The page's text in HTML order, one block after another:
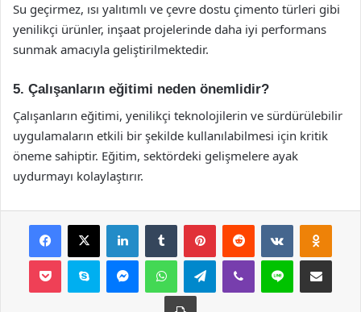
Su geçirmez, ısı yalıtımlı ve çevre dostu çimento türleri gibi
yenilikçi ürünler, inşaat projelerinde daha iyi performans
sunmak amacıyla geliştirilmektedir.
5. Çalışanların eğitimi neden önemlidir?
Çalışanların eğitimi, yenilikçi teknolojilerin ve sürdürülebilir
uygulamaların etkili bir şekilde kullanılabilmesi için kritik
öneme sahiptir. Eğitim, sektördeki gelişmelere ayak
uydurmayı kolaylaştırır.
Facebook
X LinkedInTumblr PinterestReddit VKontakte
Pocket Skype MessengerWhatsAppTelegramViber Line E-Posta ile
Yazdır